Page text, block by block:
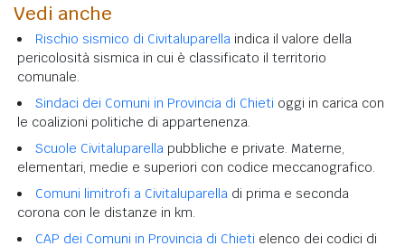
Vedi anche
Rischio sismico di Civitaluparella indica il valore della
pericolosità sismica in cui è classificato il territorio
comunale.
Sindaci dei Comuni in Provincia di Chieti oggi in carica con
le coalizioni politiche di appartenenza.
Scuole Civitaluparella pubbliche e private. Materne,
elementari, medie e superiori con codice meccanografico.
Comuni limitrofi a Civitaluparella di prima e seconda
corona con le distanze in km.
CAP dei Comuni in Provincia di Chieti elenco dei codici di